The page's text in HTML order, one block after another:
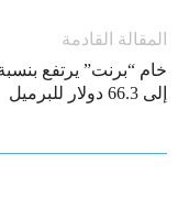
المقالة القادمة
إلى 66.3 دولار للبرميل​​​​​​​